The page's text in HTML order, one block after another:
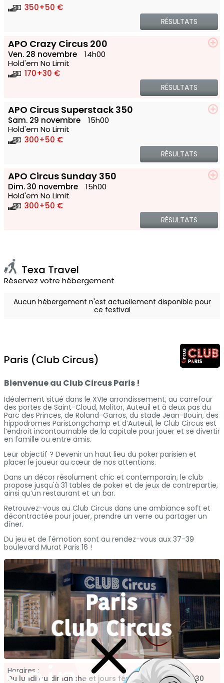
350+50 €
RÉSULTATS
Ven. 28 novembre 14h00
APO Crazy Circus 200
Hold'em No Limit
170+30 €
RÉSULTATS
Sam. 29 novembre 15h00
APO Circus Superstack 350
Hold'em No Limit
300+50 €
RÉSULTATS
Dim. 30 novembre 15h00
APO Circus Sunday 350
Hold'em No Limit
300+50 €
RÉSULTATS
Texa Travel
Réservez votre hébergement
Aucun hébergement n'est actuellement disponible pour
ce festival
Paris (Club Circus)
Bienvenue au Club Circus Paris !
Idéalement situé dans le XVIe arrondissement, au carrefour
des portes de Saint-Cloud, Molitor, Auteuil et à deux pas du
Parc des Princes, de Roland-Garros, du stade Jean-Bouin, des
hippodromes ParisLongchamp et d’Auteuil, le Club Circus est
l’endroit incontournable de la capitale pour jouer et se divertir
en famille ou entre amis.
Leur objectif ? Devenir un haut lieu du poker parisien et
placer le joueur au cœur de nos attentions.
Dans un décor résolument chic et contemporain, le club
propose jusqu'à 31 tables de poker et de jeux de contrepartie,
ainsi qu’un restaurant et un bar.
Retrouvez-vous au Club Circus dans une ambiance soft et
décontractée pour jouer, prendre un verre ou partager un
dîner.
Du jeu et de l'émotion sont au rendez-vous aux 37-39
boulevard Murat Paris 16 !
Horaires :
Du lundi au dimanche et jours fériés de 13h00 à 05h30